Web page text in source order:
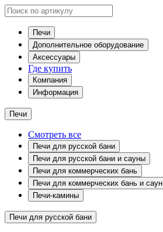
Печи
Дополнительное оборудование
Аксессуары
Где купить
Компания
Информация
Печи
Смотреть все
Печи для русской бани
Печи для русской бани и сауны
Печи для коммерческих бань
Печи для коммерческих бань и саун
Печи-камины
Печи для русской бани